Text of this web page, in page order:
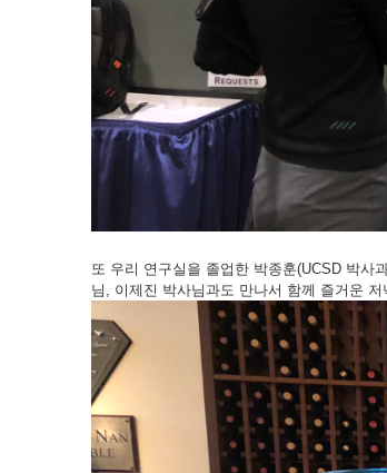
또 우리 연구실을 졸업한 박종훈(UCSD 박사
님, 이제진 박사님과도 만나서 함께 즐거운